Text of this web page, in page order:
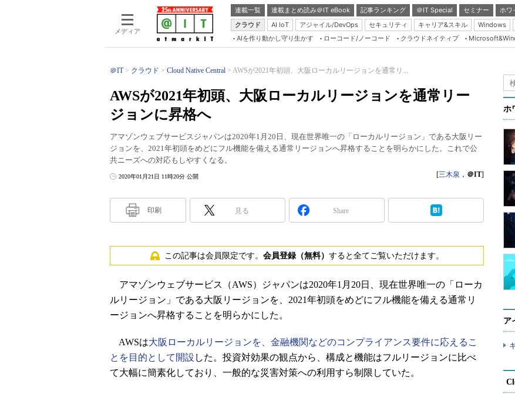
メディア
連載一覧 連載まとめ読み＠IT eBook 記事ランキング ＠IT Special セミナー
ホワ
クラウド
AI IoT アジャイル/DevOps セキュリティ キャリア&スキル Windows
Server & Storage
Coding Edge
Database Expert
Master of IP
Security & Trust
AIを作り動かし守り生かす ローコード/ノーコード クラウドネイティブ
＠IT クラウド Cloud Native Central AWSが2021年初頭、大阪ローカルリージョンを通常リ...
AWSが2021年初頭、大阪ローカルリージョンを通常リー
ジョンに昇格へ
アマゾンウェブサービスジャパンは2020年1月20日、現在世界唯一の「ローカルリージョン」である大阪リー
ジョンを、2021年初頭をめどにフル機能を備える通常リージョンへ昇格することを明らかにした。これで公
共ニーズへの対応もしやすくなる。
2020年01月21日 11時20分 公開 [三木泉 ， ＠IT]
印刷 見る Share
この記事は会員限定です。 会員登録（無料） すると全てご覧いただけます。
アマゾンウェブサービス（AWS）ジャパンは2020年1月20日、現在世界唯一の「ローカ
ルリージョン」である大阪リージョンを、2021年初頭をめどにフル機能を備える通常リ
ージョンへ昇格することを明らかにした。
AWSは大阪ローカルリージョンを、金融機関などのコンプライアンス要件に応えるこ
とを目的として開設 した。投資対効果の観点から、構成と機能はフルリージョンに比べ
て大幅に簡素化しており、一般的な災害対策への利用すら制限していた。
ホ
ア